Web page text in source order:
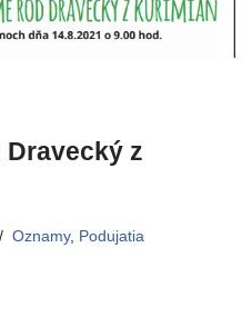
Dravecký z
Oznamy, Podujatia